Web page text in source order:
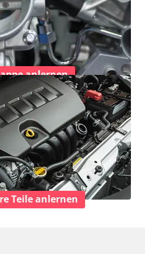
anlernen
Teile anlernen